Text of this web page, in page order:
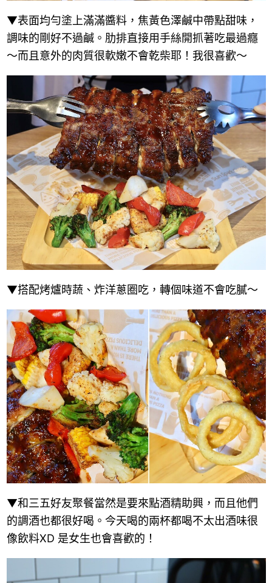
▼表面均勻塗上滿滿醬料，焦黃色澤鹹中帶點甜味，
調味的剛好不過鹹。肋排直接用手絲開抓著吃最過癮
～而且意外的肉質很軟嫩不會乾柴耶！我很喜歡～
▼搭配烤爐時蔬、炸洋蔥圈吃，轉個味道不會吃膩～
▼和三五好友聚餐當然是要來點酒精助興，而且他們
的調酒也都很好喝。今天喝的兩杯都喝不太出酒味很
像飲料XD 是女生也會喜歡的！